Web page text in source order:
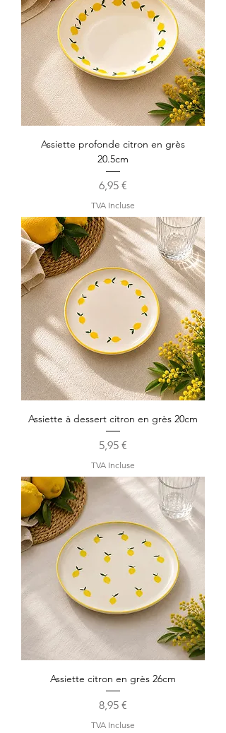
Assiette profonde citron en grès
20.5cm
Prix
6,95 €
TVA Incluse
Assiette à dessert citron en grès 20cm
Prix
5,95 €
TVA Incluse
Assiette citron en grès 26cm
Prix
8,95 €
TVA Incluse